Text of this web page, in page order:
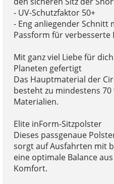
- UV-Schutzfaktor 50+
- Eng anliegender Schnitt
Passform für verbesserte
Mit ganz viel Liebe für
Planeten gefertigt
Das Hauptmaterial der
besteht zu mindestens 70
Materialien.
Elite inForm-Sitzpolster
Dieses passgenaue
sorgt auf Ausfahrten mit
eine optimale Balance
Komfort.